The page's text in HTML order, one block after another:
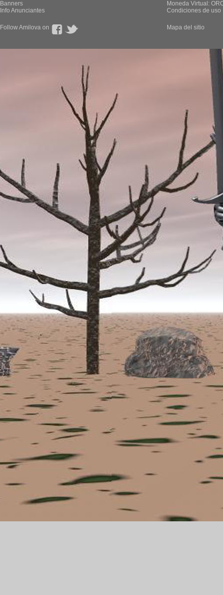
Banners
Info Anunciantes
Moneda Virtual:
Condiciones de uso
Follow Amilova on Mapa del sitio